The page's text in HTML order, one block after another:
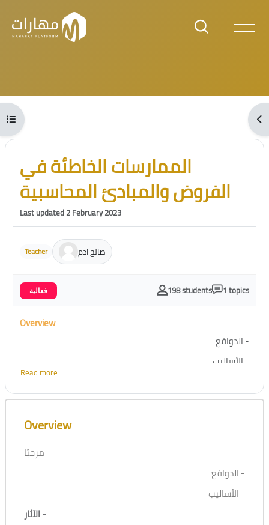
Skip to main content
Blocks
Open course index
Blocks
Skip [Cocoon] Course Intro
الممارسات الخاطئة في
الفروض والمبادئ المحاسبية
Last updated 2 February 2023
Teacher صالح ادم
فعالية 198 students 1 topics
Overview
- الدوافع
- الأساليب
Read more
Skip [Cocoon] Course Overview
Overview
مرحبًا
- الدوافع
- الأساليب
- الآثار